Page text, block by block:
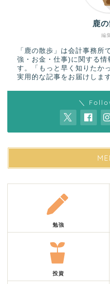
編
鹿
「鹿の散歩」は会計事務所
強・お金・仕事)に関する
す。「もっと早く知りたか
実用的な記事をお届けします
＼
勉強
投資